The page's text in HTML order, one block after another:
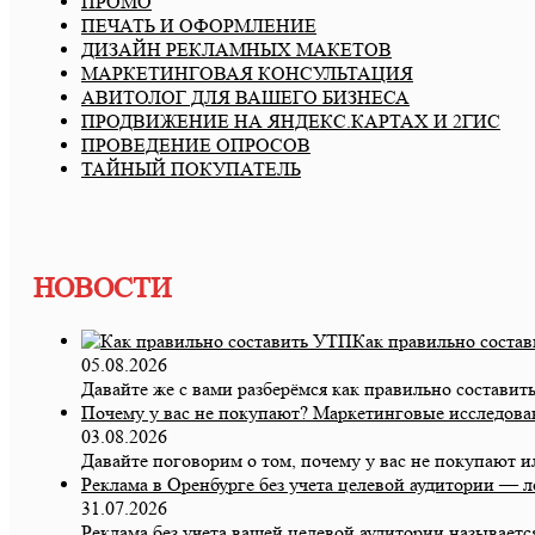
ПЕЧАТЬ И ОФОРМЛЕНИЕ
ДИЗАЙН РЕКЛАМНЫХ МАКЕТОВ
МАРКЕТИНГОВАЯ КОНСУЛЬТАЦИЯ
АВИТОЛОГ ДЛЯ ВАШЕГО БИЗНЕСА
ПРОДВИЖЕНИЕ НА ЯНДЕКС.КАРТАХ И 2ГИС
ПРОВЕДЕНИЕ ОПРОСОВ
ТАЙНЫЙ ПОКУПАТЕЛЬ
НОВОСТИ
Как правильно
05.08.2026
Давайте же с вами разберёмся как правильно составить
Почему у вас не покупают? Маркетинговые
03.08.2026
Давайте поговорим о том, почему у вас не покупают
Реклама в Оренбурге без учета целевой аудитории —
31.07.2026